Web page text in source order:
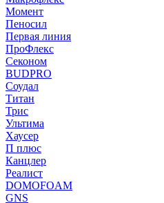
Момент
Пеносил
Первая линия
ПроФлекс
Секоном
BUDPRO
Соудал
Титан
Трис
Ультима
Хаусер
П плюс
Канцлер
Реалист
DOMOFOAM
GNS